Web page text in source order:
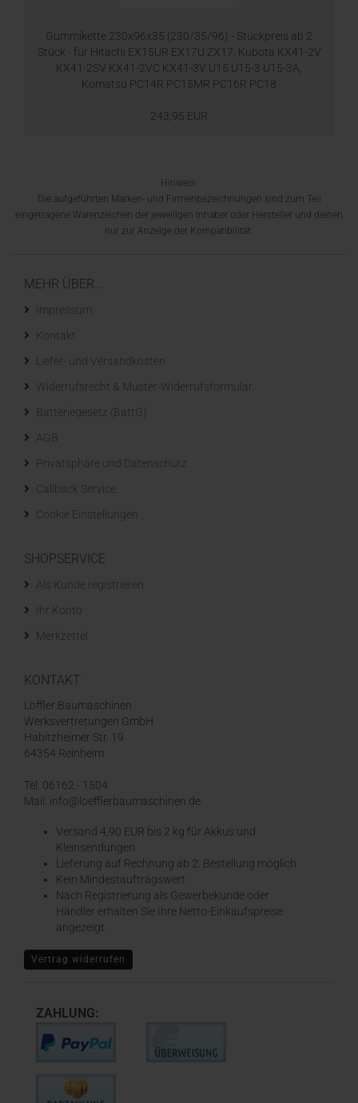
Gummikette 230x96x35 (230/35/96) - Stückpreis ab 2
Stück - für Hitachi EX15UR EX17U ZX17, Kubota KX41-2V
KX41-2SV KX41-2VC KX41-3V U15 U15-3 U15-3A,
Komatsu PC14R PC15MR PC16R PC18
243,95 EUR
Hinweis:
Die aufgeführten Marken- und Firmenbezeichnungen sind zum Teil
eingetragene Warenzeichen der jeweiligen Inhaber oder Hersteller und dienen
nur zur Anzeige der Kompatibilität.
MEHR ÜBER...
Impressum
Kontakt
Liefer- und Versandkosten
Widerrufsrecht & Muster-Widerrufsformular
Batteriegesetz (BattG)
AGB
Privatsphäre und Datenschutz
Callback Service
Cookie Einstellungen
SHOPSERVICE
Als Kunde registrieren
Ihr Konto
Merkzettel
KONTAKT
Löffler Baumaschinen
Werksvertretungen GmbH
Habitzheimer Str. 19
64354 Reinheim
Tel: 06162 - 1504
Mail: info@loefflerbaumaschinen.de
Versand 4,90 EUR bis 2 kg für Akkus und
Kleinsendungen
​Lieferung auf Rechnung ab 2. Bestellung möglich
Kein Mindestauftragswert
Nach Registrierung als Gewerbekunde oder
Händler erhalten Sie Ihre Netto-Einkaufspreise
angezeigt.
Vertrag widerrufen
ZAHLUNG: